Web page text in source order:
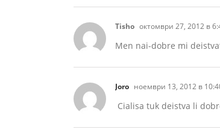
Tisho октомври 27, 2012 в
Men nai-dobre mi
Joro ноември 13, 2012 в
Cialisa tuk deistva li